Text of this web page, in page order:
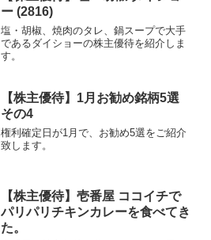
ー (2816)
塩・胡椒、焼肉のタレ、鍋スープで大手
であるダイショーの株主優待を紹介しま
す。
【株主優待】1月お勧め銘柄5選
その4
権利確定日が1月で、お勧め5選をご紹介
致します。
【株主優待】壱番屋 ココイチで
パリパリチキンカレーを食べてき
た。